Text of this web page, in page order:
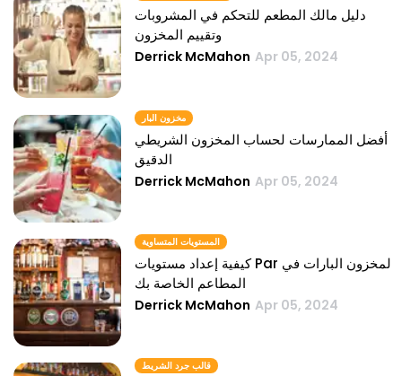
دليل مالك المطعم للتحكم في المشروبات
وتقييم المخزون
Derrick McMahon Apr 05, 2024
مخزون البار
أفضل الممارسات لحساب المخزون الشريطي
الدقيق
Derrick McMahon Apr 05, 2024
المستويات المتساوية
كيفية إعداد مستويات Par لمخزون البارات في
المطاعم الخاصة بك
Derrick McMahon Apr 05, 2024
قالب جرد الشريط